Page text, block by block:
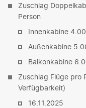
Zuschlag
Person
Innenkabine
Außenkabine
Balkonkabine
Zuschlag Flüge pro
Verfügbarkeit)
16.11.2025